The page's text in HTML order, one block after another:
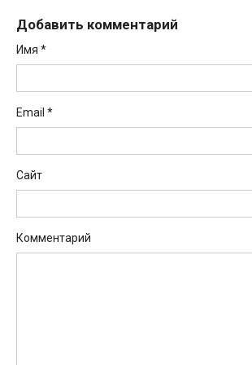
Добавить комментарий
Имя *
Email *
Сайт
Комментарий